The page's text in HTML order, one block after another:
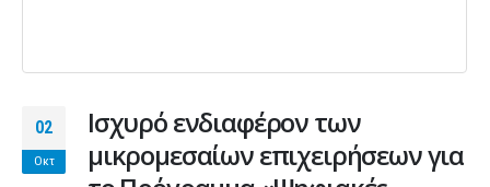
02
Οκτ
Ισχυρό ενδιαφέρον των
μικρομεσαίων επιχειρήσεων για